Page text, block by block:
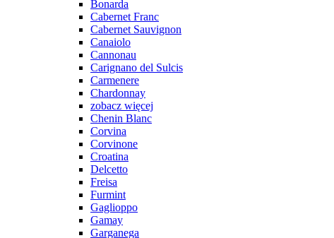
Bonarda
Cabernet Franc
Cabernet Sauvignon
Canaiolo
Cannonau
Carignano del Sulcis
Carmenere
Chardonnay
zobacz więcej
Chenin Blanc
Corvina
Corvinone
Croatina
Delcetto
Freisa
Furmint
Gaglioppo
Gamay
Garganega